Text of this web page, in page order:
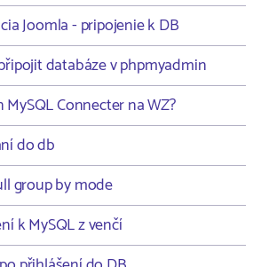
Joomla - pripojenie k DB
databáze v phpmyadmin
MySQL Connecter na WZ?
do db
group by mode
k MySQL z venčí